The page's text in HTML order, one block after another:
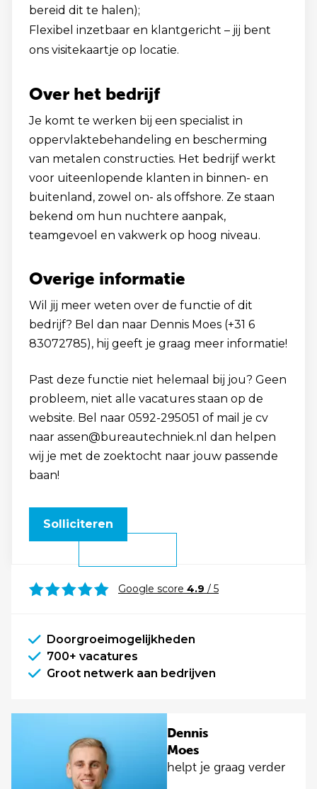
bereid dit te halen);
Flexibel inzetbaar en klantgericht – jij bent
ons visitekaartje op locatie.
Over het bedrijf
Je komt te werken bij een specialist in
oppervlaktebehandeling en bescherming
van metalen constructies. Het bedrijf werkt
voor uiteenlopende klanten in binnen- en
buitenland, zowel on- als offshore. Ze staan
bekend om hun nuchtere aanpak,
teamgevoel en vakwerk op hoog niveau.
Overige informatie
Wil jij meer weten over de functie of dit
bedrijf? Bel dan naar Dennis Moes (+31 6
83072785), hij geeft je graag meer informatie!
Past deze functie niet helemaal bij jou? Geen
probleem, niet alle vacatures staan op de
website. Bel naar 0592-295051 of mail je cv
naar assen@bureautechniek.nl dan helpen
wij je met de zoektocht naar jouw passende
baan!
Solliciteren
Google score 4.9 / 5
Doorgroeimogelijkheden
700+ vacatures
Groot netwerk aan bedrijven
Dennis
Moes
helpt je graag verder